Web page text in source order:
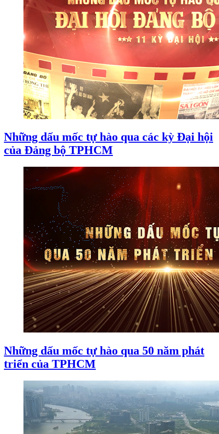
Những dấu mốc tự hào qua các kỳ Đại hội
của Đảng bộ TPHCM
Những dấu mốc tự hào qua 50 năm phát
triển của TPHCM